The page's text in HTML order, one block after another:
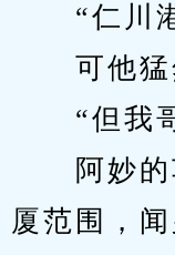
“仁川港
可他猛
“但我哥
阿妙的
厦范围，